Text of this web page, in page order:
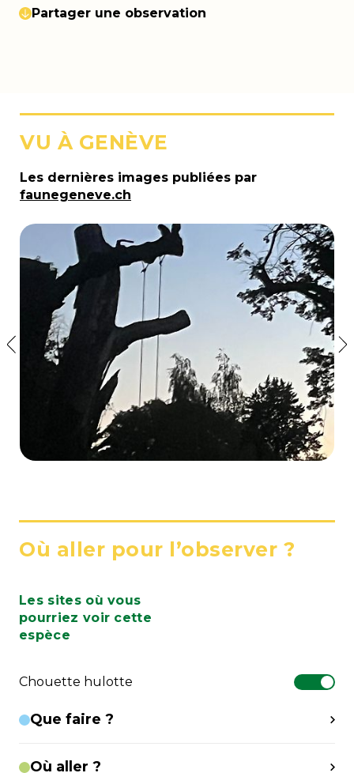
Partager une observation
VU À GENÈVE
Les dernières images publiées par
faunegeneve.ch
Où aller pour l’observer ?
Les sites où vous
pourriez voir cette
espèce
Chouette hulotte
Que faire ?
Où aller ?